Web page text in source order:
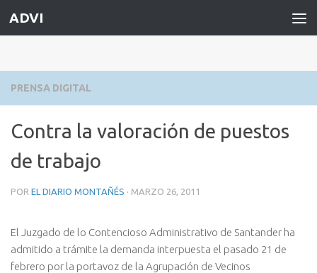
Saltar al contenido
ADVI
PRENSA DIGITAL
Contra la valoración de puestos
de trabajo
POR EL DIARIO MONTAÑÉS · MARZO 26, 2011
El Juzgado de lo Contencioso Administrativo de Santander ha
admitido a trámite la demanda interpuesta el pasado 21 de
febrero por la portavoz de la Agrupación de Vecinos